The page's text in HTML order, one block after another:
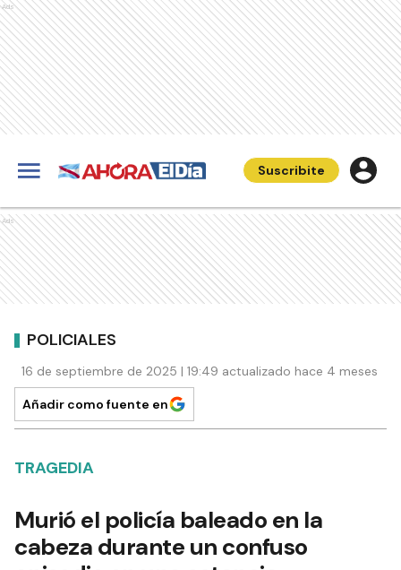
Ads
Suscribite
Ads
POLICIALES
16 de septiembre de 2025 | 19:49 actualizado hace 4 meses
Añadir como fuente en
TRAGEDIA
Murió el policía baleado en la
cabeza durante un confuso